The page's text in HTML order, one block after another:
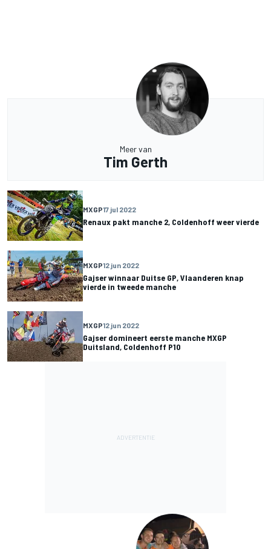
Meer van
Tim Gerth
MXGP17 jul 2022
Renaux pakt manche 2, Coldenhoff weer vierde
MXGP12 jun 2022
Gajser winnaar Duitse GP, Vlaanderen knap
vierde in tweede manche
MXGP12 jun 2022
Gajser domineert eerste manche MXGP
Duitsland, Coldenhoff P10